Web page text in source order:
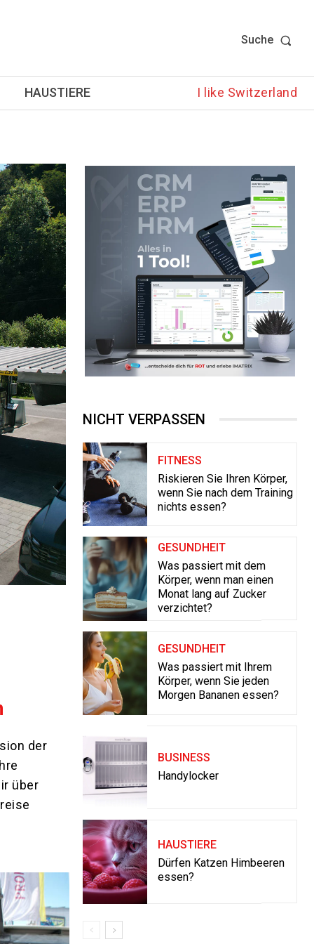
Suche
HAUSTIERE I like Switzerland
der
über
NICHT VERPASSEN
FITNESS
Riskieren Sie Ihren Körper,
wenn Sie nach dem Training
nichts essen?
GESUNDHEIT
Was passiert mit dem
Körper, wenn man einen
Monat lang auf Zucker
verzichtet?
GESUNDHEIT
Was passiert mit Ihrem
Körper, wenn Sie jeden
Morgen Bananen essen?
BUSINESS
Handylocker
HAUSTIERE
Dürfen Katzen Himbeeren
essen?